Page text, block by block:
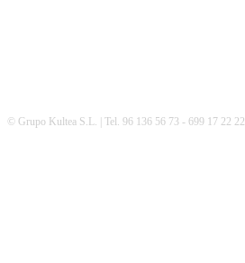
© Grupo Kultea S.L. | Tel. 96 136 56 73 - 699 17 22 22